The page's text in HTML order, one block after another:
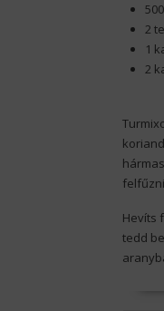
2
1
2
Hevíts
tedd